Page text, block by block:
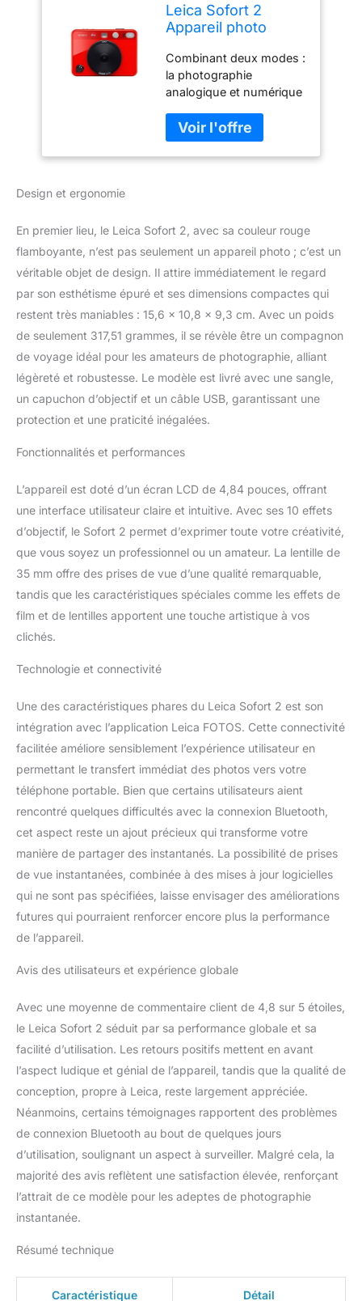
Leica Sofort 2
Appareil photo
instantané avec
écran LCD, 2
déclencheurs, 10
effets d'objectif et
prise en charge de
l'application Leica
FOTOS (rouge)
Combinant deux modes :
la photographie
analogique et numérique
caméra hybride moderne
apportant des souvenirs
amusants et créatifs
préservé,
numériquement et sous
forme de photo
instantanée Nouvel
obturateur : profitez
pleinement des deux
déclencheurs pour vos
selfies, paysages et
portraits Choisissez
votre meilleur : soutenez
votre créativité avec
différents effets d'objectif
écran LCD qui vous aide
uniquement vos
meilleures photos avant
de les imprimer Prise en
charge de l'application : il
est parfaitement intégré
à l'application Leica
FOTOS vous permettant
d'imprimer toutes vos
images de la galerie Leica
Design et ergonomie
En premier lieu, le Leica Sofort 2, avec sa couleur rouge
flamboyante, n’est pas seulement un appareil photo ; c’est un
véritable objet de design. Il attire immédiatement le regard
par son esthétisme épuré et ses dimensions compactes qui
restent très maniables : 15,6 x 10,8 x 9,3 cm. Avec un poids
de seulement 317,51 grammes, il se révèle être un compagnon
de voyage idéal pour les amateurs de photographie, alliant
légèreté et robustesse. Le modèle est livré avec une sangle,
un capuchon d’objectif et un câble USB, garantissant une
protection et une praticité inégalées.
Fonctionnalités et performances
L’appareil est doté d’un écran LCD de 4,84 pouces, offrant
une interface utilisateur claire et intuitive. Avec ses 10 effets
d’objectif, le Sofort 2 permet d’exprimer toute votre créativité,
que vous soyez un professionnel ou un amateur. La lentille de
35 mm offre des prises de vue d’une qualité remarquable,
tandis que les caractéristiques spéciales comme les effets de
film et de lentilles apportent une touche artistique à vos
clichés.
Technologie et connectivité
Une des caractéristiques phares du Leica Sofort 2 est son
intégration avec l’application Leica FOTOS. Cette connectivité
facilitée améliore sensiblement l’expérience utilisateur en
permettant le transfert immédiat des photos vers votre
téléphone portable. Bien que certains utilisateurs aient
rencontré quelques difficultés avec la connexion Bluetooth,
cet aspect reste un ajout précieux qui transforme votre
manière de partager des instantanés. La possibilité de prises
de vue instantanées, combinée à des mises à jour logicielles
qui ne sont pas spécifiées, laisse envisager des améliorations
futures qui pourraient renforcer encore plus la performance
de l’appareil.
Avis des utilisateurs et expérience globale
Avec une moyenne de commentaire client de 4,8 sur 5 étoiles,
le Leica Sofort 2 séduit par sa performance globale et sa
facilité d’utilisation. Les retours positifs mettent en avant
l’aspect ludique et génial de l’appareil, tandis que la qualité de
conception, propre à Leica, reste largement appréciée.
Néanmoins, certains témoignages rapportent des problèmes
de connexion Bluetooth au bout de quelques jours
d’utilisation, soulignant un aspect à surveiller. Malgré cela, la
majorité des avis reflètent une satisfaction élevée, renforçant
l’attrait de ce modèle pour les adeptes de photographie
instantanée.
Résumé technique
Caractéristique Détail